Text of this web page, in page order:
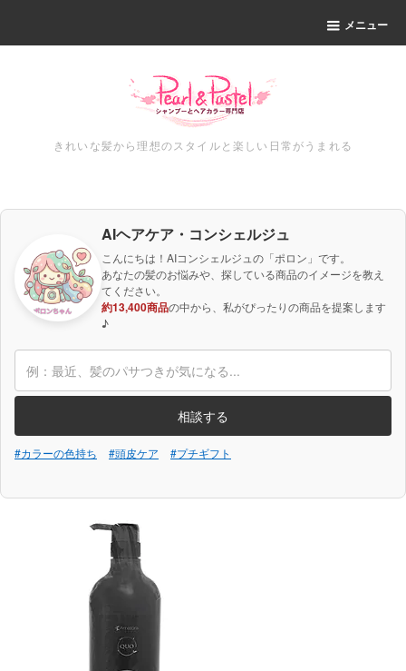
メニュー
きれいな髪から理想のスタイルと楽しい日常がうまれる
AIヘアケア・コンシェルジュ
こんにちは！AIコンシェルジュの「ポロン」です。
あなたの髪のお悩みや、探している商品のイメージを教え
てください。
約13,400商品の中から、私がぴったりの商品を提案します
♪
相談する
#カラーの色持ち #頭皮ケア #プチギフト